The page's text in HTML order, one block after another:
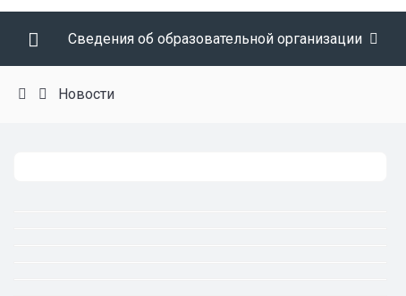
Сведения об образовательной организации
Новости